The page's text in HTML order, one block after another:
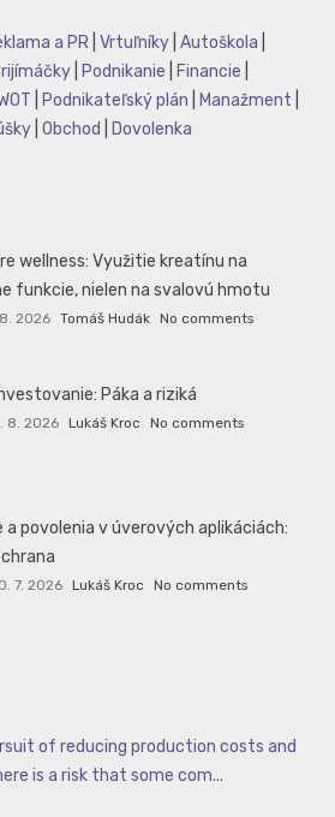
a PR Vrtuľníky Autoškola
Podnikanie Financie
Podnikateľský plán Manažment
Obchod Dovolenka
wellness: Využitie kreatínu na
funkcie, nielen na svalovú hmotu
2026 Tomáš Hudák No comments
Páka a riziká
8. 2026 Lukáš Kroc No comments
a povolenia v úverových aplikáciách:
7. 2026 Lukáš Kroc No comments
of reducing production costs and
is a risk that some com...